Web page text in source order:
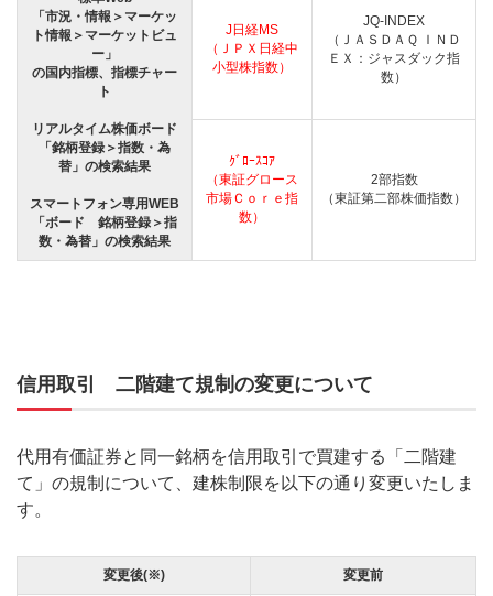
「市況・情報＞マーケッ
ト情報＞マーケットビュ
ー」
の国内指標、指標チャー
ト
リアルタイム株価ボード
「銘柄登録＞指数・為
替」の検索結果
スマートフォン専用WEB
「ボード 銘柄登録＞指
数・為替」の検索結果
J日経MS
（ＪＰＸ日経中
小型株指数）
JQ-INDEX
（ＪＡＳＤＡＱ ＩＮＤ
ＥＸ：ジャスダック指
数）
ｸﾞﾛｰｽｺｱ
（東証グロース
市場Ｃｏｒｅ指
数）
2部指数
（東証第二部株価指数）
信用取引 二階建て規制の変更について
代用有価証券と同一銘柄を信用取引で買建する「二階建
て」の規制について、建株制限を以下の通り変更いたしま
す。
変更後(※) 変更前